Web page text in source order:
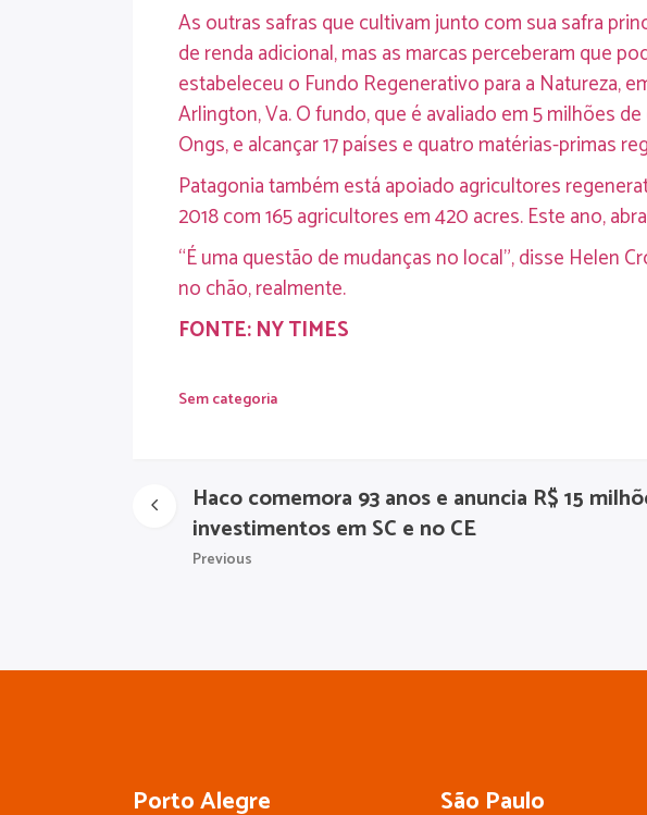
As outras safras que cultivam junto com sua safra
de renda adicional, mas as marcas perceberam que
estabeleceu o Fundo Regenerativo para a Natureza,
Arlington, Va. O fundo, que é avaliado em 5 milhões
Ongs, e alcançar 17 países e quatro matérias-primas
Patagonia também está apoiado agricultores
2018 com 165 agricultores em 420 acres. Este ano,
“É uma questão de mudanças no local”, disse Helen
no chão, realmente.
FONTE:NY TIMES
Sem categoria
Haco comemora 93 anos e anuncia R$ 15
investimentos em SC e no CE
Previous
Porto Alegre São Paulo